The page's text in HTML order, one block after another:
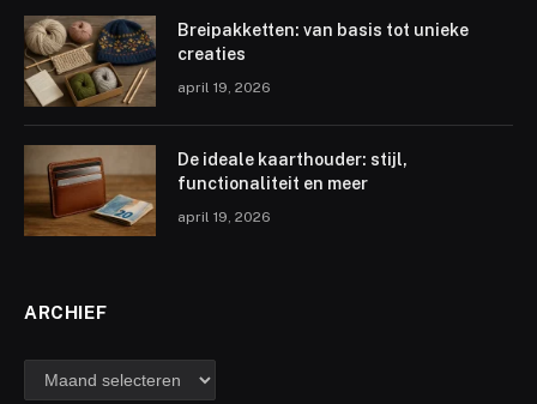
Breipakketten: van basis tot unieke
creaties
april 19, 2026
De ideale kaarthouder: stijl,
functionaliteit en meer
april 19, 2026
ARCHIEF
archief